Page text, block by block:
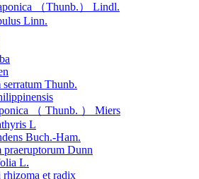
（Thunb.） Lindl.
Linn.
Thunb.
（ Thunb. ） Miers
L
Buch.-Ham.
praeruptorum Dunn
L.
et radix